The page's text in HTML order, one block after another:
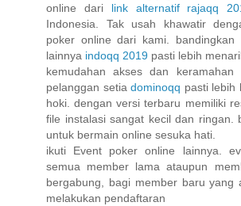
online dari link alternatif rajaqq
Indonesia. Tak usah khawatir
poker online dari kami. bandingkan
lainnya indoqq 2019 pasti lebih
kemudahan akses dan
pelanggan setia dominoqq pasti lebih
hoki. dengan versi terbaru memiliki
file instalasi sangat kecil dan ringan.
untuk bermain online sesuka hati.
ikuti Event poker online lainnya.
semua member lama ataupun
bergabung, bagi member baru yang
melakukan pendaftaran